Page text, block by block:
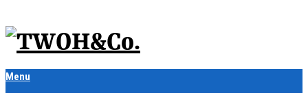
Menu